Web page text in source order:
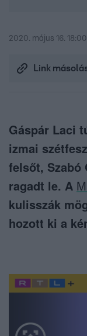
2020. május 16. 18:00
Link
Gáspár Laci
izmai
felsőt, Szabó
ragadt le. A
kulisszák
hozott ki a